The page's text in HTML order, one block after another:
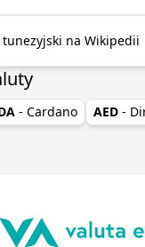
na Wikipedii
- Cardano AED -